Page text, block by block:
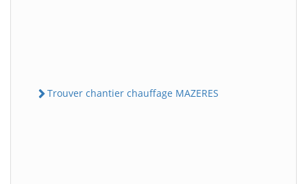
Trouver chantier chauffage MAZERES